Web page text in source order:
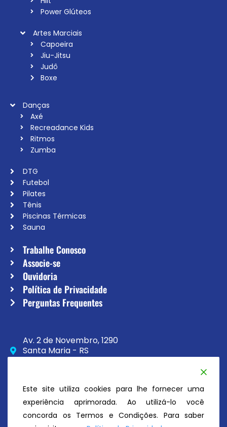
Power Glúteos
Artes Marciais
Capoeira
Jiu-Jitsu
Judô
Boxe
Danças
Axé
Recreadance Kids
Ritmos
Zumba
DTG
Futebol
Pilates
Tênis
Piscinas Térmicas
Sauna
Trabalhe Conosco
Associe-se
Ouvidoria
Política de Privacidade
Perguntas Frequentes
Av. 2 de Novembro, 1290
Santa Maria - RS
CEP 97020-230
secretaria@atc.esp.br
Este site utiliza cookies para lhe fornecer uma
experiência aprimorada. Ao utilizá-lo você
concorda os Termos e Condições. Para saber